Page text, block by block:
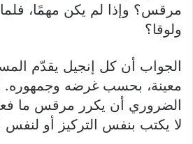
مرقس؟ وإذا لم يكن مهمًا،
ولوقا؟
الجواب أن كل إنجيل يقدّم
معينة، بحسب غرضه
الضروري أن يكرر مرقس ما
لا يكتب بنفس التركيز أو لنفس